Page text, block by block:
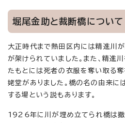
堀尾金助と裁断橋について
大正時代まで熱田区内には精進川
が架けられていました。また、精進
たもとには死者の衣服を奪い取る奪
姥堂がありました。橋の名の由来に
する場という説もあります。
1926年に川が埋め立てられ橋は